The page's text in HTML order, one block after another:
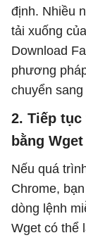
định. Nhiều
tải xuống
Download
phương
chuyển
2. Tiếp
bằng Wget
Nếu quá
Chrome,
dòng lệnh
Wget có thể